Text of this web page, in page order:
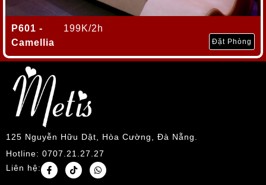
P601 -
Camellia
199K/2h
Đặt Phòng
125 Nguyễn Hữu Dật, Hòa Cường, Đà Nẵng.
Hotline: 0707.21.27.27
Liên hệ: